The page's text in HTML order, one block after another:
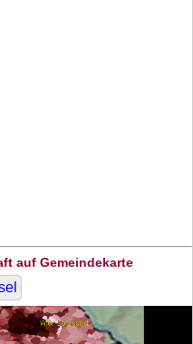
auf Gemeindekarte